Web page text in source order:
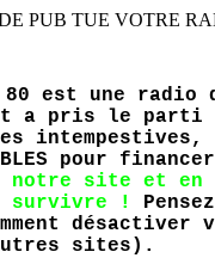
PUB TUE VOTRE
80 est une
a pris le parti
intempestives,
pour
pour notre site
survivre !
désactiver
sites).